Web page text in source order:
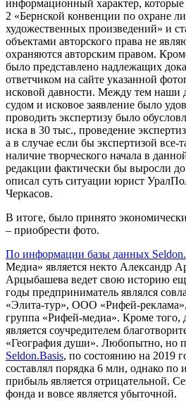
информационный характер, которые
2 «Бернской конвенции по охране
художественных произведений» и
объектами авторского права не
охраняются авторским правом.
было представлено надлежащих
ответчиком на сайте указанной
исковой давности. Между тем наши
судом и исковое заявление было
проводить экспертизу было
иска в 30 тыс., проведение
а в случае если бы экспертизой все-
наличие творческого начала в
редакции фактически бы выросли
описал суть ситуации юрист
Черкасов.
В итоге, было принято
– приобрести фото.
По информации базы данных
Медиа» является некто Александр
Арцыбашева ведет свою историю
годы предприниматель являлся
«Элита-тур», ООО «Рифей-
группа «Рифей-медиа». Кроме того,
является соучредителем
«География души». Любопытно, но
Seldon.Basis, по состоянию на 2019
составлял порядка 6 млн, однако по
прибыль является отрицательной.
фонда и вовсе является убыточной.